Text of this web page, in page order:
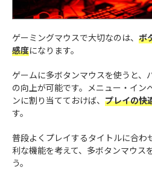
ゲーミングマウスで大切なのは、 ボ
感度になります。
ゲームに多ボタンマウスを使うと、
の向上が可能です。メニュー・イン
ンに割り当てておけば、 プレイの快
す。
普段よくプレイするタイトルに合わ
利な機能を考えて、多ボタンマウス
う。